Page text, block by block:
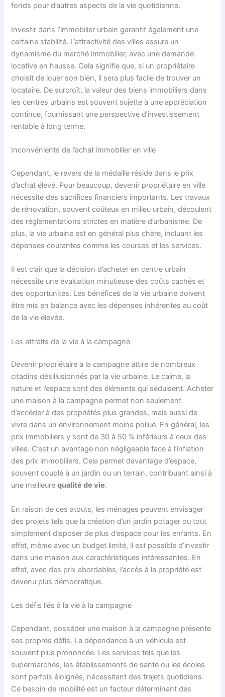
fonds pour d’autres aspects de la vie quotidienne.
Investir dans l’immobilier urbain garantit également une
certaine stabilité. L’attractivité des villes assure un
dynamisme du marché immobilier, avec une demande
locative en hausse. Cela signifie que, si un propriétaire
choisit de louer son bien, il sera plus facile de trouver un
locataire. De surcroît, la valeur des biens immobiliers dans
les centres urbains est souvent sujette à une appréciation
continue, fournissant une perspective d’investissement
rentable à long terme.
Inconvénients de l’achat immobilier en ville
Cependant, le revers de la médaille réside dans le prix
d’achat élevé. Pour beaucoup, devenir propriétaire en ville
nécessite des sacrifices financiers importants. Les travaux
de rénovation, souvent coûteux en milieu urbain, découlent
des réglementations strictes en matière d’urbanisme. De
plus, la vie urbaine est en général plus chère, incluant les
dépenses courantes comme les courses et les services.
Il est clair que la décision d’acheter en centre urbain
nécessite une évaluation minutieuse des coûts cachés et
des opportunités. Les bénéfices de la vie urbaine doivent
être mis en balance avec les dépenses inhérentes au coût
de la vie élevée.
Les attraits de la vie à la campagne
Devenir propriétaire à la campagne attire de nombreux
citadins désillusionnés par la vie urbaine. Le calme, la
nature et l’espace sont des éléments qui séduisent. Acheter
une maison à la campagne permet non seulement
d’accéder à des propriétés plus grandes, mais aussi de
vivre dans un environnement moins pollué. En général, les
prix immobiliers y sont de 30 à 50 % inférieurs à ceux des
villes. C’est un avantage non négligeable face à l’inflation
des prix immobiliers. Cela permet davantage d’espace,
souvent couplé à un jardin ou un terrain, contribuant ainsi à
une meilleurequalité de vie.
En raison de ces atouts, les ménages peuvent envisager
des projets tels que la création d’un jardin potager ou tout
simplement disposer de plus d’espace pour les enfants. En
effet, même avec un budget limité, il est possible d’investir
dans une maison aux caractéristiques intéressantes. En
effet, avec des prix abordables, l’accès à la propriété est
devenu plus démocratique.
Les défis liés à la vie à la campagne
Cependant, posséder une maison à la campagne présente
ses propres défis. La dépendance à un véhicule est
souvent plus prononcée. Les services tels que les
supermarchés, les établissements de santé ou les écoles
sont parfois éloignés, nécessitant des trajets quotidiens.
Ce besoin de mobilité est un facteur déterminant des